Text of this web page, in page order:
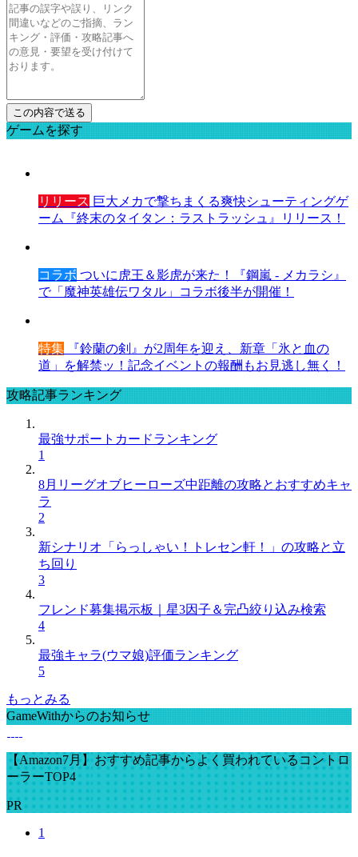
ゲームを探す
リリース 巨大メカで撃ちまくる爽快シューティングゲ
ーム『終末のタイタン：ラストラッシュ』リリース！
コラボ ついに虎王＆影虎が来た！『鋼嵐 - メカラシ』
で「魔神英雄伝ワタル」コラボ後半が開催！
特集 『鈴蘭の剣』が2周年を迎え、新章「氷と血の
道」を解禁ッ！記念イベントの報酬もお見逃し無く！
攻略記事ランキング
最強サポートカードランキング
1
8月リーグオブヒーローズ中距離の攻略とおすすめキャ
ラ
2
新シナリオ「らっしゃい！トレセン軒！」の攻略と立
ち回り
3
フレンド募集掲示板｜星3因子＆完凸絞り込み検索
4
最強キャラ(ウマ娘)評価ランキング
5
もっとみる
GameWithからのお知らせ
【Amazon7月】おすすめ記事からよく買われているコントロ
ーラーTOP4
PR
1